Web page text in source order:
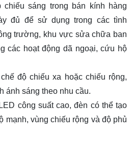
sáng trong bán kính hàng
đủ để sử dụng trong các tình
trường, khu vực sửa chữa ban
các hoạt động dã ngoại, cứu hộ
độ chiếu xa hoặc chiếu rộng,
ánh sáng theo nhu cầu.
công suất cao, đèn có thể tạo
mạnh, vùng chiếu rộng và độ phủ